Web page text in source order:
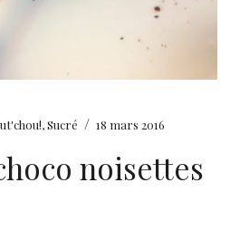
,Sucré / 18 mars 2016
noisettes